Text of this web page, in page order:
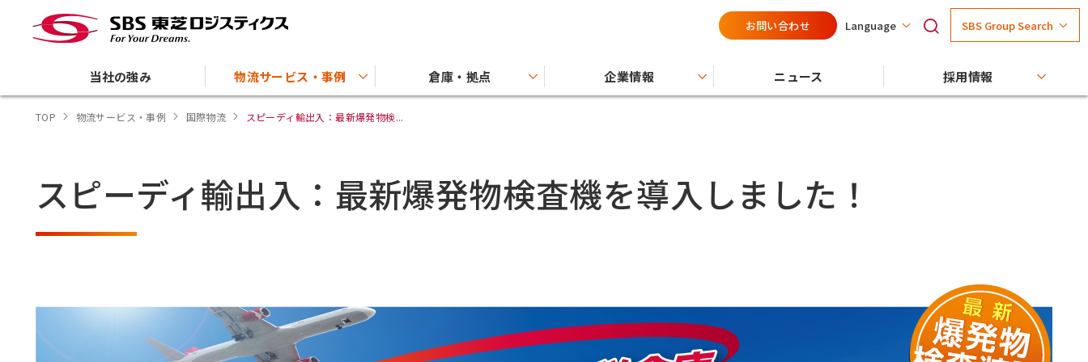
お問い合わせ Language SBS Group Search
当社の強み 物流サービス・事例 倉庫・拠点 企業情報 ニュース 採用情報
TOP 物流サービス・事例 国際物流 スピーディ輸出入：最新爆発物検...
スピーディ輸出入：最新爆発物検査機を導入しました！